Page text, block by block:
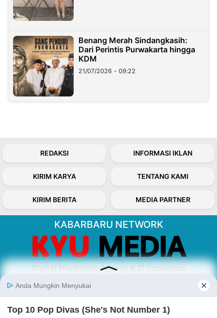
Benang Merah Sindangkasih:
Dari Perintis Purwakarta hingga
KDM
21/07/2026 - 09:22
REDAKSI INFORMASI IKLAN
KIRIM KARYA TENTANG KAMI
KIRIM BERITA MEDIA PARTNER
KABARBARU NETWORK
About Our Kabarbaru.co
inspiratif dari sudut pandang berbaik sangka
serta terverifikasi dari sumber yang tepat.